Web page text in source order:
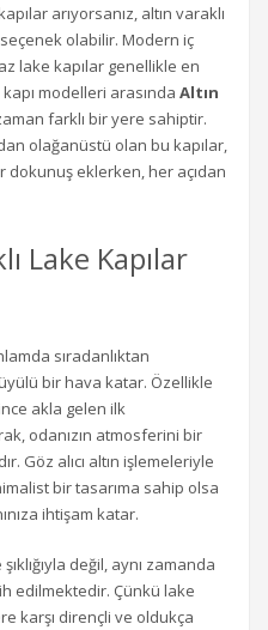
arıyorsanız, altın varaklı
seçenek olabilir. Modern iç
lake kapılar genellikle en
modelleri arasında Altın
farklı bir yere sahiptir.
olağanüstü olan bu kapılar,
eklerken, her açıdan
Lake Kapılar
sıradanlıktan
bir hava katar. Özellikle
akla gelen ilk
odanızın atmosferini bir
Göz alıcı altın işlemeleriyle
bir tasarıma sahip olsa
ihtişam katar.
değil, aynı zamanda
edilmektedir. Çünkü lake
karşı dirençli ve oldukça